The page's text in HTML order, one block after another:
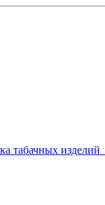
табачных изделий